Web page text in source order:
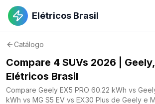
Elétricos Brasil
Catálogo
Compare 4 SUVs 2026 | Geely,
Elétricos Brasil
Compare Geely EX5 PRO 60.22 kWh vs
kWh vs MG S5 EV vs EX30 Plus de Geely e